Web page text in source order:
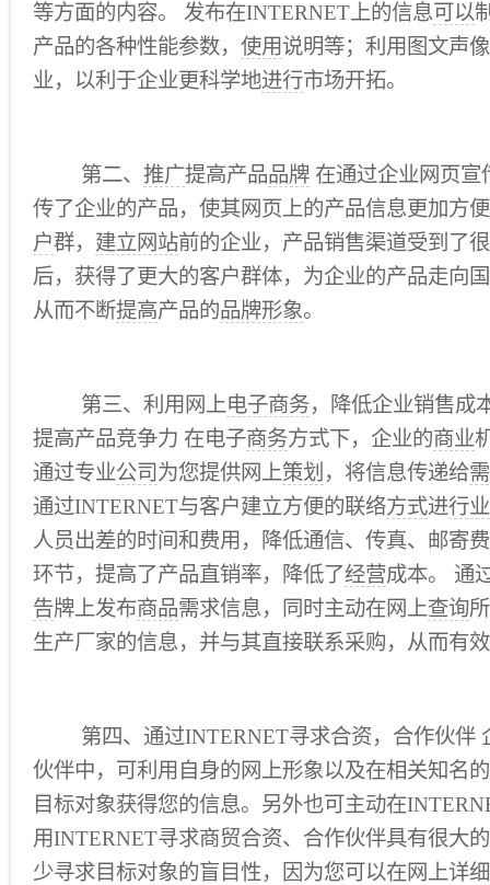
等方面的内容。 发布在INTERNET上的信息可以
产品的各种性能参数， 使用说明等；利用图文声
业，以利于企业更科学地进行市场开拓。
第二、 推广提高产品品牌 在通过企业网页宣
传了企业的产品，使其网页上的产品信息更加方
户群， 建立网站前的企业，产品销售渠道受到了
后，获得了更大的客户群体，为企业的产品走向
从而不断提高产品的品牌形象。
第三、利用网上电子商务，降低企业销售成
提高产品竞争力 在电子商务方式下，企业的商业
通过专业公司 为您提供网上策划 ，将信息传递给
通过INTERNET与客户建立方便的联络方式进行业
人员出差的时间和费用，降低通信、传真、邮寄
环节，提高了产品直销率，降低了经营成本。 通
告牌上发布商品需求信息，同时主动在网上查询
生产厂家的信息，并与其直接联系采购，从而有
第四、通过INTERNET寻求合资，合作伙伴
伙伴中，可利用自身的网上形象以及在相关知名
目标对象获得您的信息。另外也可主动在
用INTERNET寻求商贸合资、合作伙伴具有很大
少寻求目标对象的盲目性，因为您可以在网上详